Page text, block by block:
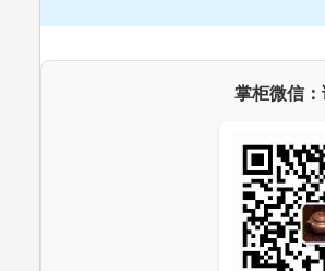
掌柜微信